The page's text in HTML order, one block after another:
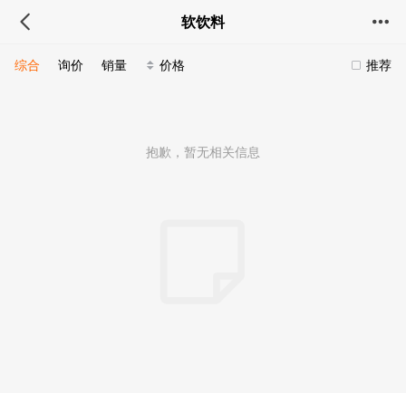
软饮料
推荐
综合 询价 销量 价格
抱歉，暂无相关信息